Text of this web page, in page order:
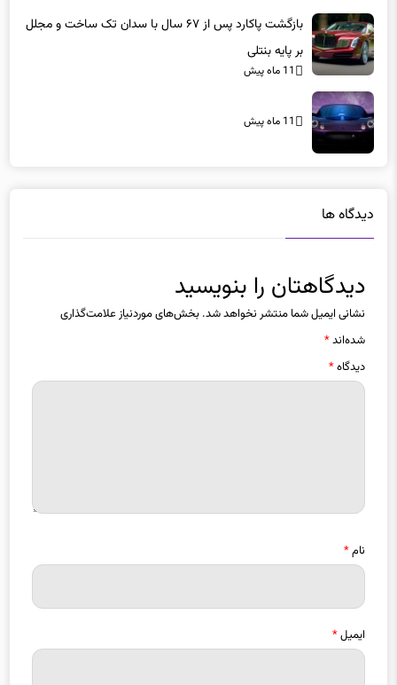
بازگشت پاکارد پس از ۶۷ سال با سدان تک ساخت و مجلل
بر پایه بنتلی
11 ماه پیش
11 ماه پیش
دیدگاه ها
دیدگاهتان را بنویسید
نشانی ایمیل شما منتشر نخواهد شد. بخش‌های موردنیاز علامت‌گذاری
شده‌اند*
دیدگاه*
نام*
ایمیل*